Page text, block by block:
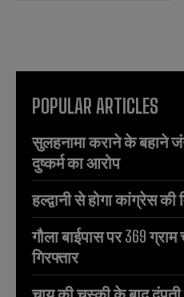
POPULAR ARTICLES
सुलहनामा कराने के बहाने
दुष्कर्म का आरोप
हल्द्वानी से होगा कांग्रेस
गौला बाईपास पर 369
गिरफ्तार